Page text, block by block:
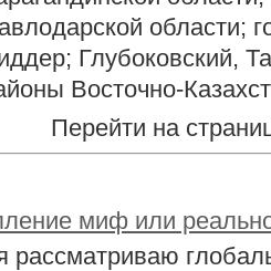
области;
Глубоковский,
Восточно-
Перейти на
миф или
рассматриваю